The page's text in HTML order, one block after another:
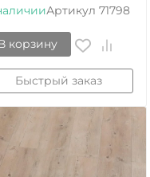
Артикул 71798
корзину
Быстрый заказ